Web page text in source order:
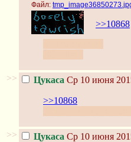
Файл:
>>10868
>> Цукаса Ср 10 июня
>>10868
>> Цукаса Ср 10 июня